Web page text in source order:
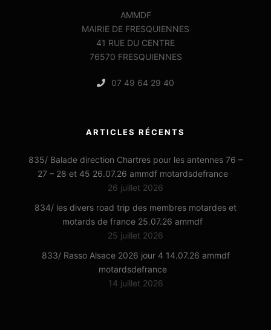
AMMDF
MAIRIE DE FRESQUIENNES
41 RUE DU CENTRE
76570 FRESQUIENNES
07 49 64 29 40
ARTICLES RÉCENTS
835/ Balade direction Chartres pour les antennes 76 –
27 – 28 et 45 26.07.26 ammdf motardsdefrance
26 juillet 2026
834/ les divers road trip des membres motardes et
motards de france 25.07.26 ammdf
25 juillet 2026
833/ Rasso Alsace 2026 jour 4 14.07.26 ammdf
motardsdefrance
14 juillet 2026